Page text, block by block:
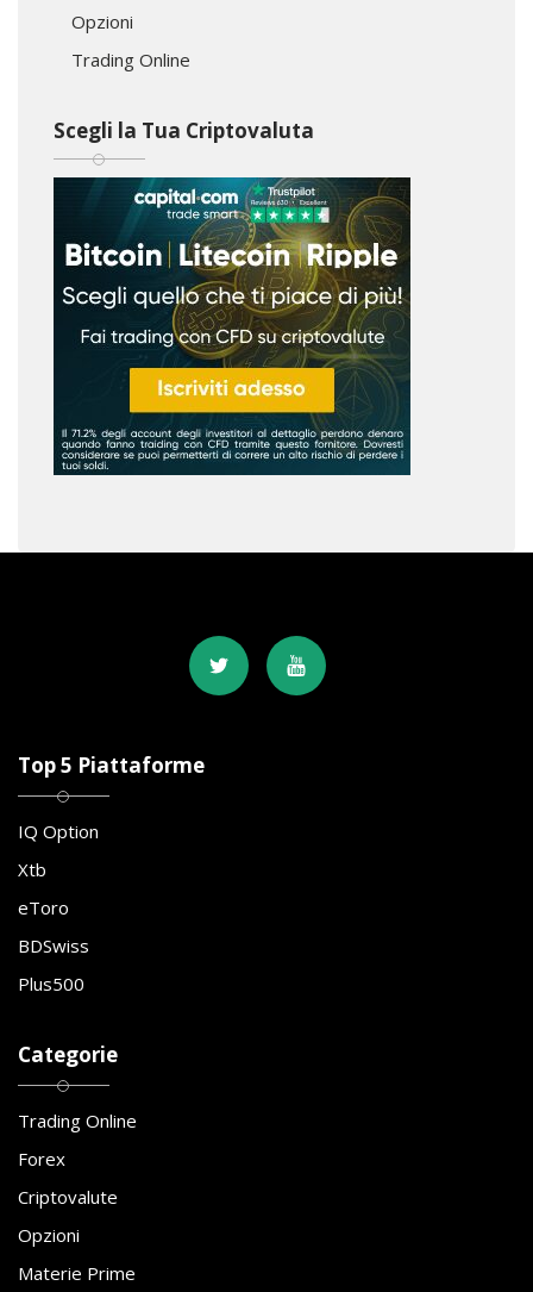
Opzioni
Trading Online
Scegli la Tua Criptovaluta
Top 5 Piattaforme
IQ Option
Xtb
eToro
BDSwiss
Plus500
Categorie
Trading Online
Forex
Criptovalute
Opzioni
Materie Prime